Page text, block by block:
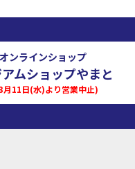
ンラインショップ
ムショップやまと
月11日(水)より営業中止)